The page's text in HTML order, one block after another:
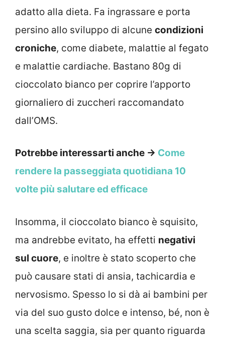
adatto alla dieta. Fa ingrassare e porta
persino allo sviluppo di alcune condizioni
croniche, come diabete, malattie al fegato
e malattie cardiache. Bastano 80g di
cioccolato bianco per coprire l’apporto
giornaliero di zuccheri raccomandato
dall’OMS.
Potrebbe interessarti anche → Come
rendere la passeggiata quotidiana 10
volte più salutare ed efficace
Insomma, il cioccolato bianco è squisito,
ma andrebbe evitato, ha effetti negativi
sul cuore, e inoltre è stato scoperto che
può causare stati di ansia, tachicardia e
nervosismo. Spesso lo si dà ai bambini per
via del suo gusto dolce e intenso, bé, non è
una scelta saggia, sia per quanto riguarda